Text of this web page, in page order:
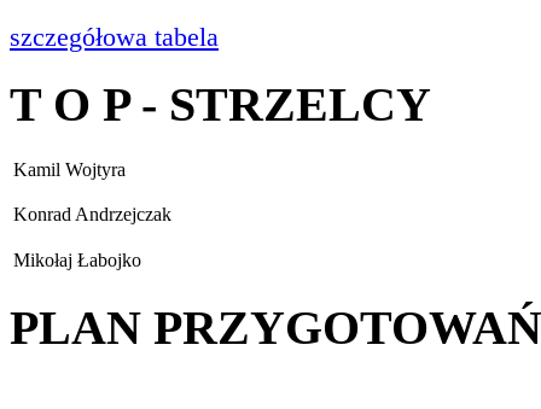
szczegółowa tabela
T O P - STRZELCY
Kamil Wojtyra
Konrad Andrzejczak
Mikołaj Łabojko
PLAN PRZYGOTOWAŃ